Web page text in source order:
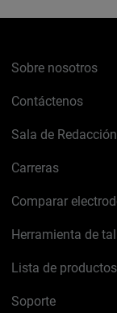
Sobre nosotros
Contáctenos
Sala de Redacción
Carreras
Comparar
Herramienta de
Lista de
Soporte